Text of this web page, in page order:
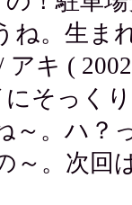
ね。生ま
キ (
そっく
～。ハ？
～。次回